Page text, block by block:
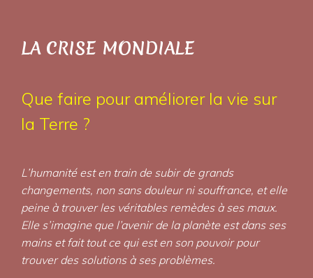
LA CRISE MONDIALE
Que faire pour améliorer la vie sur
la Terre ?
L’humanité est en train de subir de grands
changements, non sans douleur ni souffrance, et elle
peine à trouver les véritables remèdes à ses maux.
Elle s’imagine que l’avenir de la planète est dans ses
mains et fait tout ce qui est en son pouvoir pour
trouver des solutions à ses problèmes.